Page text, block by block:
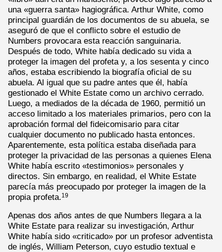
una «guerra santa» hagiográfica. Arthur White, como
principal guardián de los documentos de su abuela, se
aseguró de que el conflicto sobre el estudio de
Numbers provocara esta reacción sanguinaria.
Después de todo, White había dedicado su vida a
proteger la imagen del profeta y, a los sesenta y cinco
años, estaba escribiendo la biografía oficial de su
abuela. Al igual que su padre antes que él, había
gestionado el White Estate como un archivo cerrado.
Luego, a mediados de la década de 1960, permitió un
acceso limitado a los materiales primarios, pero con la
aprobación formal del fideicomisario para citar
cualquier documento no publicado hasta entonces.
Aparentemente, esta política estaba diseñada para
proteger la privacidad de las personas a quienes Elena
White había escrito «testimonios» personales y
directos. Sin embargo, en realidad, el White Estate
parecía más preocupado por proteger la imagen de la
propia profeta.19
Apenas dos años antes de que Numbers llegara a la
White Estate para realizar su investigación, Arthur
White había sido «criticado» por un profesor adventista
de inglés, William Peterson, cuyo estudio textual e